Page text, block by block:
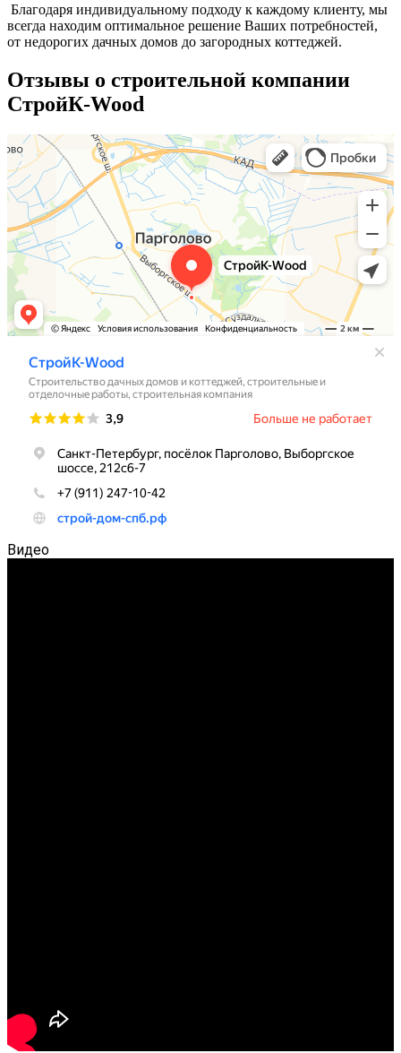
Благодаря индивидуальному подходу к каждому клиенту, мы
всегда находим оптимальное решение Ваших потребностей,
от недорогих дачных домов до загородных коттеджей.
Отзывы о строительной компании
СтройК-Wood
Видео